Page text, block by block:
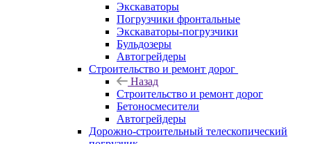
Экскаваторы
Погрузчики фронтальные
Экскаваторы-погрузчики
Бульдозеры
Автогрейдеры
Строительство и ремонт дорог
Назад
Строительство и ремонт дорог
Бетоносмесители
Автогрейдеры
Дорожно-строительный телескопический